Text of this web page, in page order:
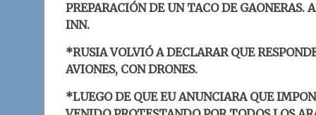
PREPARACIÓN DE UN TACO DE GAONERAS.
INN.
*RUSIA VOLVIÓ A DECLARAR QUE
AVIONES, CON DRONES.
*LUEGO DE QUE EU ANUNCIARA QUE